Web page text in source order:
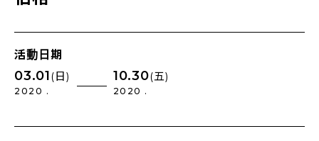
活動日期
03.01(日)
2020 .
10.30(五)
2020 .